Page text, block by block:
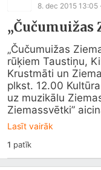
8. dec 2015 13:05
„Čučumuižas
„Čučumuižas
rūķiem Taustiņu,
Krustmāti un
plkst. 12.00
uz muzikālu
Ziemassvētki”
Lasīt vairāk
1 patīk